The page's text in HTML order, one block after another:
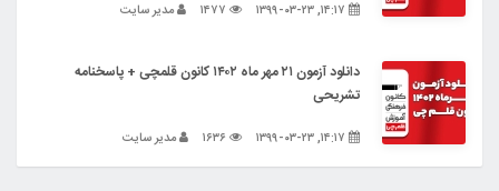
مدیر سایت
دانلود آزمون ۲۱ مهر ماه ۱۴۰۲ کانون قلمچی + پاسخنامه
تشریحی
مدیر سایت